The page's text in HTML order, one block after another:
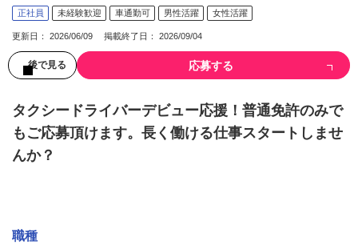
正社員 未経験歓迎 車通勤可 男性活躍 女性活躍
更新日： 2026/06/09 掲載終了日： 2026/09/04
後で見る 応募する
タクシードライバーデビュー応援！普通免許のみで
もご応募頂けます。長く働ける仕事スタートしませ
んか？
職種